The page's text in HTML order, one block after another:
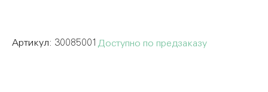
Доступно по предзаказу
30085001